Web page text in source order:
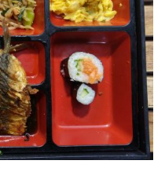
0,00€